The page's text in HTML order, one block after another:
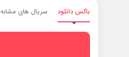
باکس دانلود سریال های مشابه